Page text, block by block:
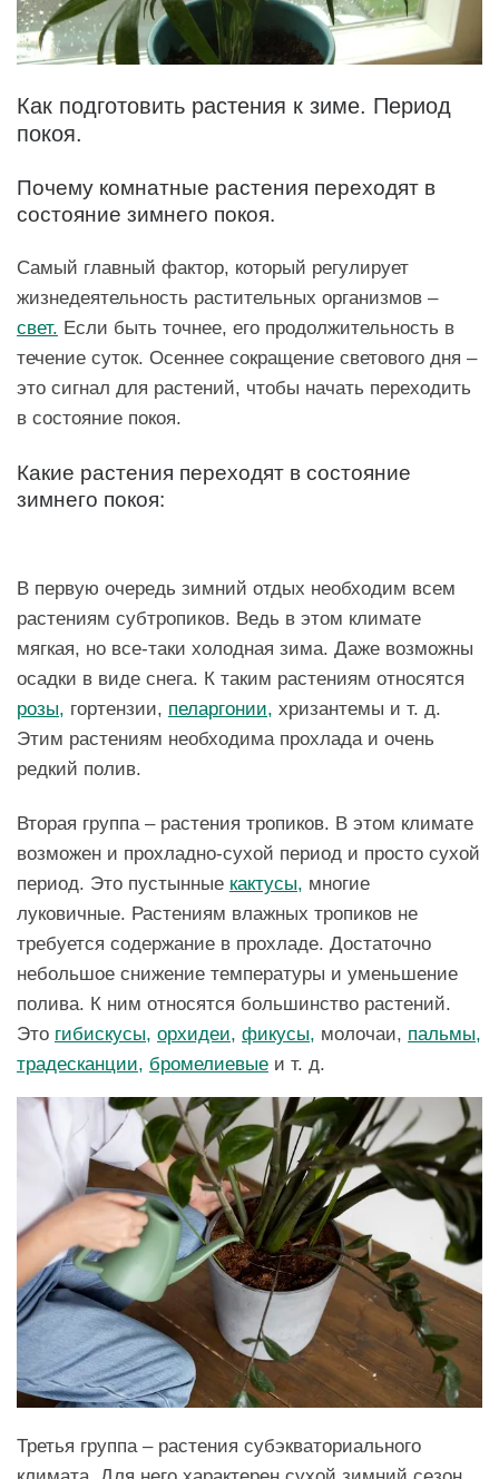
Как подготовить растения к зиме. Период
покоя.
Почему комнатные растения переходят в
состояние зимнего покоя.
Самый главный фактор, который регулирует
жизнедеятельность растительных организмов –
свет. Если быть точнее, его продолжительность в
течение суток. Осеннее сокращение светового дня –
это сигнал для растений, чтобы начать переходить
в состояние покоя.
Какие растения переходят в состояние
зимнего покоя:
В первую очередь зимний отдых необходим всем
растениям субтропиков. Ведь в этом климате
мягкая, но все-таки холодная зима. Даже возможны
осадки в виде снега. К таким растениям относятся
розы, гортензии, пеларгонии, хризантемы и т. д.
Этим растениям необходима прохлада и очень
редкий полив.
Вторая группа – растения тропиков. В этом климате
возможен и прохладно-сухой период и просто сухой
период. Это пустынные кактусы, многие
луковичные. Растениям влажных тропиков не
требуется содержание в прохладе. Достаточно
небольшое снижение температуры и уменьшение
полива. К ним относятся большинство растений.
Это гибискусы, орхидеи, фикусы, молочаи, пальмы,
традесканции, бромелиевые и т. д.
Третья группа – растения субэкваториального